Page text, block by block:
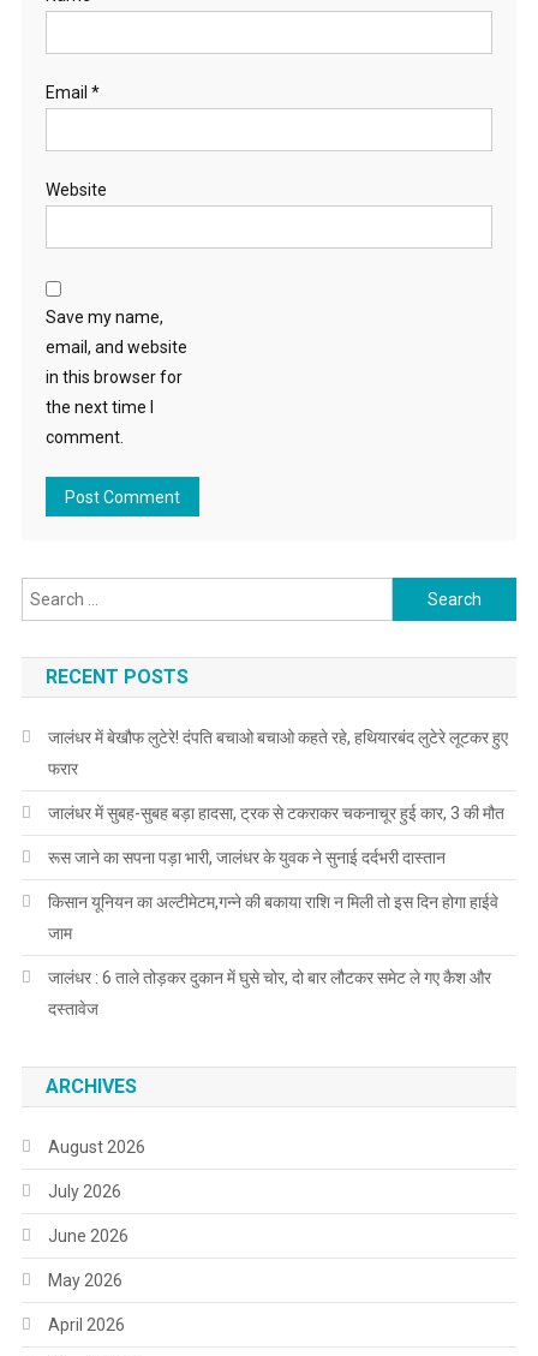
Email *
Website
Save my name,
email, and website
in this browser for
the next time I
comment.
Search for:
RECENT POSTS
जालंधर में बेखौफ लुटेरे! दंपति बचाओ बचाओ कहते रहे, हथियारबंद लुटेरे लूटकर हुए
फरार
जालंधर में सुबह-सुबह बड़ा हादसा, ट्रक से टकराकर चकनाचूर हुई कार, 3 की मौत
रूस जाने का सपना पड़ा भारी, जालंधर के युवक ने सुनाई दर्दभरी दास्तान
किसान यूनियन का अल्टीमेटम,गन्ने की बकाया राशि न मिली तो इस दिन होगा हाईवे
जाम
जालंधर : 6 ताले तोड़कर दुकान में घुसे चोर, दो बार लौटकर समेट ले गए कैश और
दस्तावेज
ARCHIVES
August 2026
July 2026
June 2026
May 2026
April 2026